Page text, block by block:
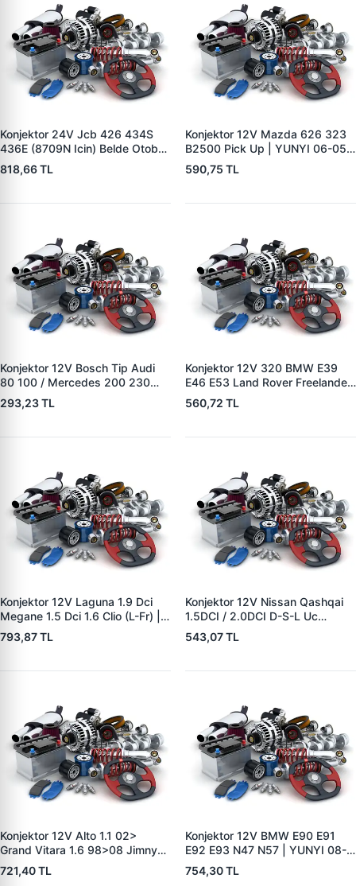
Konjektor 24V Jcb 426 434S
436E (8709N Icin) Belde Otobüs
Y.M. | YUNYI 01-034 | OEM 714
40388
818,66 TL
Konjektor 12V Mazda 626 323
B2500 Pick Up | YUNYI 06-050
| OEM 23127VB310
231150V010
590,75 TL
Konjektor 12V Bosch Tip Audi
80 100 / Mercedes 200 230
250 / BMW | YUNYI 04-080 |
OEM A0021545806
293,23 TL
Konjektor 12V 320 BMW E39
E46 E53 Land Rover Freelander
2.0 TD4 | YUNYI 08-033 | OEM
12317501749 12317792094
560,72 TL
Konjektor 12V Laguna 1.9 Dci
Megane 1.5 Dci 1.6 Clio (L-Fr) |
YUNYI 04-126 | OEM
8200327183 8200660029
793,87 TL
Konjektor 12V Nissan Qashqai
1.5DCI / 2.0DCI D-S-L Uc
Nissan 10-Trail 2.0DCI/Renault
Koleos Jeep 2.0DCI | YUNYI 06-
23215JG71A
543,07 TL
Konjektor 12V Alto 1.1 02>
Grand Vitara 1.6 98>08 Jimny
1.3 4WD 01> | YUNYI 06-116 |
OEM 3250066D00
721,40 TL
Konjektor 12V BMW E90 E91
E92 E93 N47 N57 | YUNYI 08-
058 | OEM 12317603776
12318510088
754,30 TL